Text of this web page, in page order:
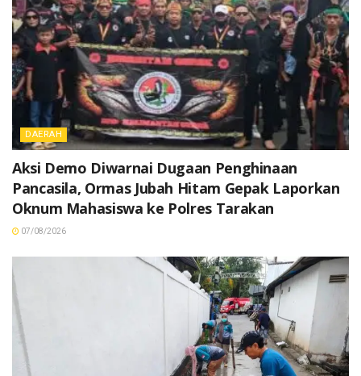
DAERAH
Aksi Demo Diwarnai Dugaan Penghinaan
Pancasila, Ormas Jubah Hitam Gepak Laporkan
Oknum Mahasiswa ke Polres Tarakan
07/08/2026